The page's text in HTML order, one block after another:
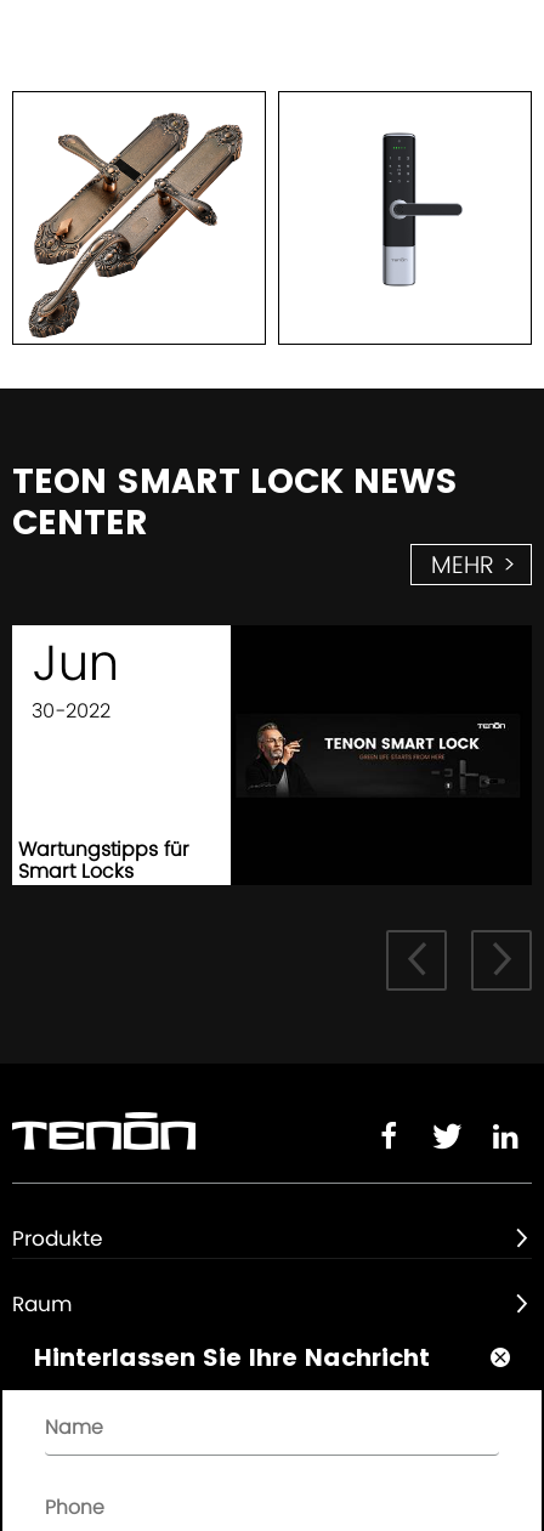
TEON SMART LOCK NEWS
CENTER
MEHR >
Jun
30-2022
Wartungstipps für
Smart Locks
 
  
Produkte 
Raum 
Über uns
Schnelllinks
Hinterlassen Sie Ihre Nachricht 